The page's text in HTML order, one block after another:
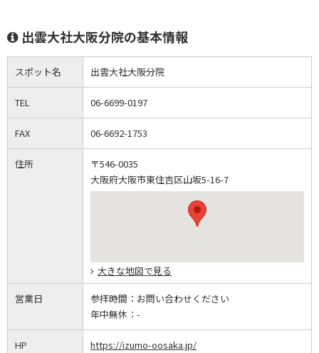
出雲大社大阪分院の基本情報
スポット名 出雲大社大阪分院
TEL 06-6699-0197
FAX 06-6692-1753
住所
〒546-0035
大阪府大阪市東住吉区山坂5-16-7
大きな地図で見る
営業日 参拝時間： お問い合わせください
年中無休： -
HP https://izumo-oosaka.jp/